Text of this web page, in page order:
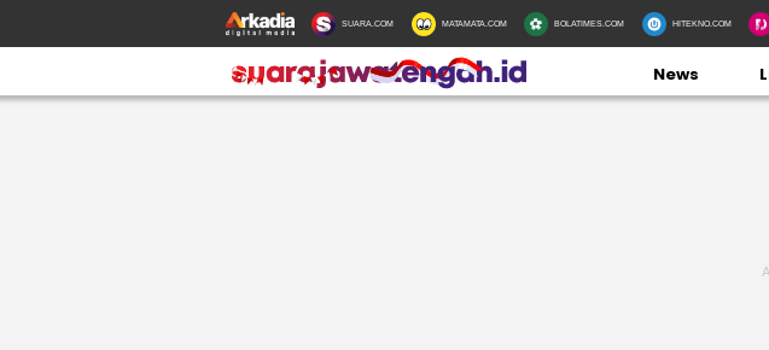
SUARA.COM MATAMATA.COM BOLATIMES.COM HITEKNO.COM
News